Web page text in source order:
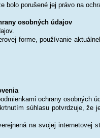
porušené jej právo na
osobných údajov
forme, používanie
ochrany osobných
súhlasu potvrdzuje, že
na svojej internetovej